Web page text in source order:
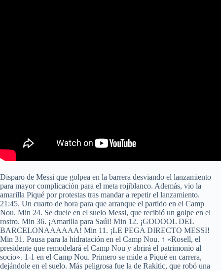
Disparo de Messi que golpea en la barrera desviando el lanzamiento
para mayor complicación para el meta rojiblanco. Además, vio la
amarilla Piqué por protestas tras mandar a repetir el lanzamiento.
21:45. Un cuarto de hora para que arranque el partido en el Camp
Nou. Min 24. Se duele en el suelo Messi, que recibió un golpe en el
rostro. Min 36. ¡Amarilla para Saúl! Min 12. ¡GOOOOL DEL
BARCELONAAAAAA! Min 11. ¡LE PEGA DIRECTO MESSI!
Min 31. Pausa para la hidratación en el Camp Nou. ↑ «Rosell, el
presidente que remodelará el Camp Nou y abrirá el patrimonio al
socio». 1-1 en el Camp Nou. Primero se mide a Piqué en carrera,
dejándole en el suelo. Más peligrosa fue la de Rakitic, que robó una